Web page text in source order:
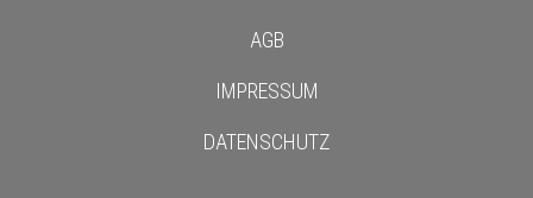
AGB
IMPRESSUM
DATENSCHUTZ